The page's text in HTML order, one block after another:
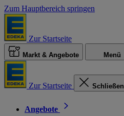
Zum Hauptbereich springen
Zur Startseite
Markt & Angebote Menü
Zur Startseite Schließen
Angebote